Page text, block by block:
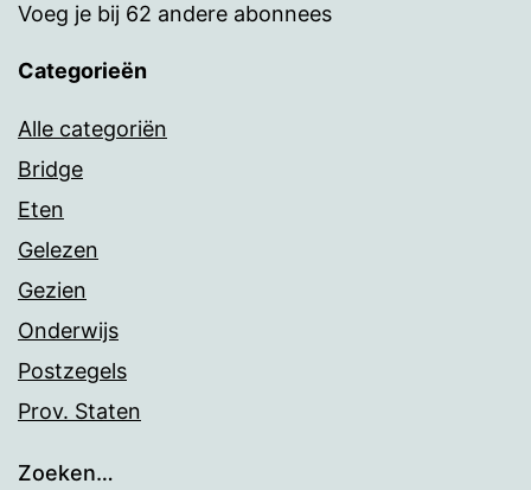
Voeg je bij 62 andere abonnees
Categorieën
Alle categoriën
Bridge
Eten
Gelezen
Gezien
Onderwijs
Postzegels
Prov. Staten
Zoeken…